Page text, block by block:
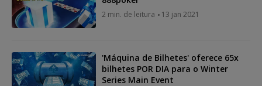
2 min. de leitura 13 jan 2021
'Máquina de Bilhetes' oferece 65x
bilhetes POR DIA para o Winter
Series Main Event